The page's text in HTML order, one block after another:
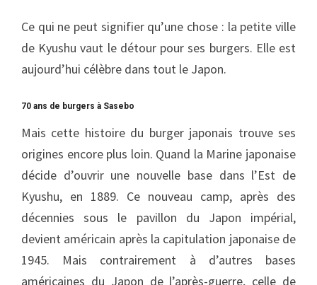
Ce qui ne peut signifier qu’une chose : la petite ville
de Kyushu vaut le détour pour ses burgers. Elle est
aujourd’hui célèbre dans tout le Japon.
70 ans de burgers à Sasebo
Mais cette histoire du burger japonais trouve ses
origines encore plus loin. Quand la Marine japonaise
décide d’ouvrir une nouvelle base dans l’Est de
Kyushu, en 1889. Ce nouveau camp, après des
décennies sous le pavillon du Japon impérial,
devient américain après la capitulation japonaise de
1945. Mais contrairement à d’autres bases
américaines du Japon de l’après-guerre, celle de